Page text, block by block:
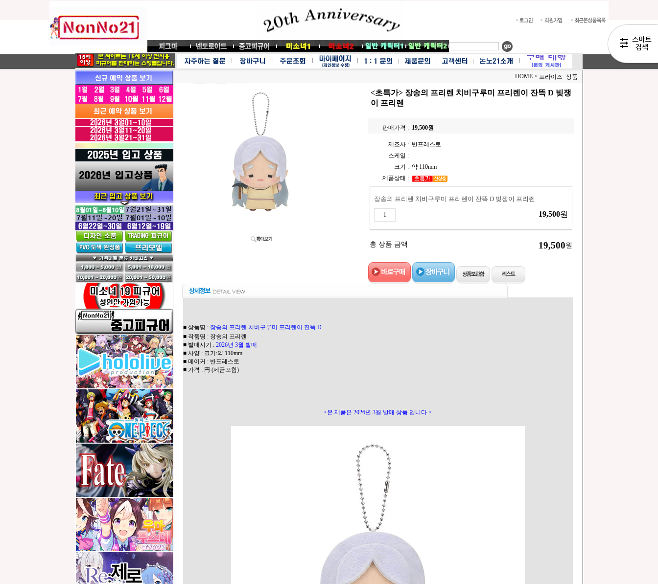
HOME > 프라이즈 상품
<초특가> 장송의 프리렌 치비구루미 프리렌이 잔뜩 D 빚쟁
이 프리렌
판매가격 : 19,500원
제조사 : 반프레스토
스케일 :
크기 : 약 110mm
제품상태 :
장송의 프리렌 치비구루미 프리렌이 잔뜩 D 빚쟁이 프리렌
19,500원
총 상품 금액 19,500원
■ 상품명 : 장송의 프리렌 치비구루미 프리렌이 잔뜩 D
■ 작품명 : 장송의 프리렌
■ 발매시기 : 2026년 3월 발매
■ 사양 : 크기:약 110mm
■ 메이커 : 반프레스토
■ 가격 : 円 (세금포함)
<본 제품은 2026년 3월 발매 상품 입니다.>